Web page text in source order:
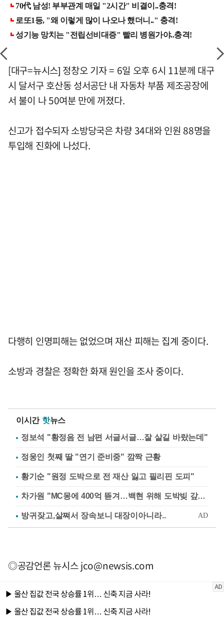
[대구=뉴시스] 정창오 기자 = 6일 오후 6시 11분께 대구
시 달서구 호산동 성서공단 내 자동차 부품 제조공장에
서 불이 나 50여분 만에 꺼졌다.
신고가 접수되자 소방당국은 차량 34대와 인원 88명을
투입해 진화에 나섰다.
다행히 인명피해는 없었으며 재산 피해는 집계 중이다.
소방과 경찰은 정확한 화재 원인을 조사 중이다.
이시간 핫뉴스
정보석 "황정음 전 남편 서글서글…잘 살길 바랐는데"
정웅인 첫째 딸 "연기 준비중" 깜짝 근황
황기순 "원정 도박으로 전 재산 잃고 필리핀 도피"
차가원 "MC몽에 400억 뜯겨…백현 위해 도박빚 갚아줘"
◎공감언론 뉴시스jco@newsis.com